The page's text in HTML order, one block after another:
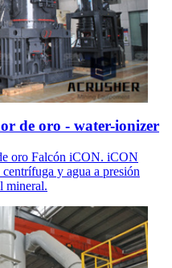
de oro - water-ionizer
oro Falcón iCON. iCON
y agua a presión
mineral.